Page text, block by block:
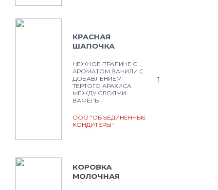
КРАСНАЯ
ШАПОЧКА
НЕЖНОЕ ПРАЛИНЕ С
АРОМАТОМ ВАНИЛИ С
ДОБАВЛЕНИЕМ
ТЕРТОГО АРАХИСА
МЕЖДУ СЛОЯМИ
ВАФЕЛЬ
ООО "ОБЪЕДИНЕННЫЕ
КОНДИТЕРЫ"
1
КОРОВКА
МОЛОЧНАЯ